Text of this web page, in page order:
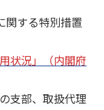
関する特別措置
状況」（内閣府
支部、取扱代理